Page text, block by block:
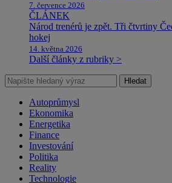
7. července 2026
ČLÁNEK
Národ trenérů je zpět. Tři čtvrtiny
hokej
14. května 2026
Další články z rubriky >
Hledat
Autoprůmysl
Ekonomika
Energetika
Finance
Investování
Politika
Reality
Technologie